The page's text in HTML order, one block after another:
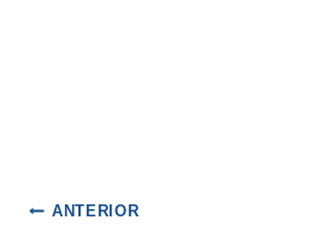
Navegação
ANTERIOR